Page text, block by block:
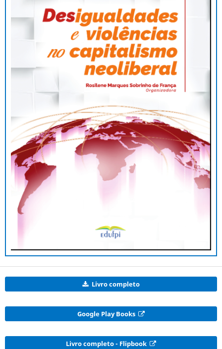
Livro completo
Google Play Books
Livro completo - Flipbook